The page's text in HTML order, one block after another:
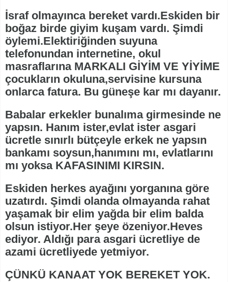
İsraf olmayınca bereket vardı.Eskiden bir
boğaz birde giyim kuşam vardı. Şimdi
öylemi.Elektiriğinden suyuna
telefonundan internetine, okul
masraflarına MARKALI GİYİM VE YİYİME
çocukların okuluna,servisine kursuna
onlarca fatura. Bu güneşe kar mı dayanır.
Babalar erkekler bunalıma girmesinde ne
yapsın. Hanım ister,evlat ister asgari
ücretle sınırlı bütçeyle erkek ne yapsın
bankamı soysun,hanımını mı, evlatlarını
mı yoksa KAFASINIMI KIRSIN.
Eskiden herkes ayağını yorganına göre
uzatırdı. Şimdi olanda olmayanda rahat
yaşamak bir elim yağda bir elim balda
olsun istiyor.Her şeye özeniyor.Heves
ediyor. Aldığı para asgari ücretliye de
azami ücretliyede yetmiyor.
ÇÜNKÜ KANAAT YOK BEREKET YOK.